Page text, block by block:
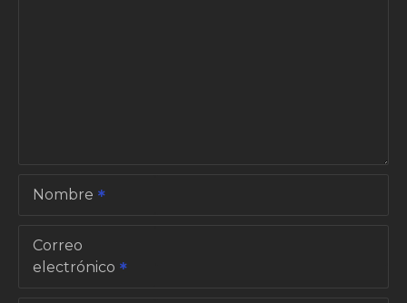
nNombre
Correo
electrónico